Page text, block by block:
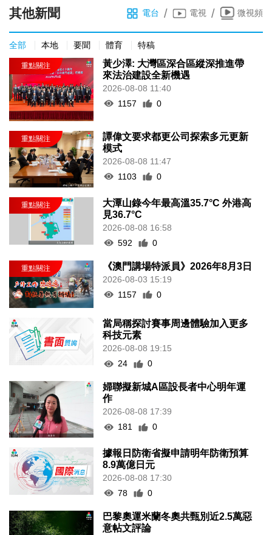
其他新聞 電台 / 電視 / 微視頻
全部 本地 要聞 體育 特稿
黃少澤: 大灣區深合區縱深推進帶
來法治建設全新機遇
2026-08-08 11:40
1157
0
譚偉文要求都更公司探索多元更新
模式
2026-08-08 11:47
1103
0
大潭山錄今年最高溫35.7°C 外港高
見36.7°C
2026-08-08 16:58
592
0
《澳門講場特派員》2026年8月3日
2026-08-03 15:19
1157
0
當局稱探討賽事周邊體驗加入更多
科技元素
2026-08-08 19:15
24
0
婦聯擬新城A區設長者中心明年運
作
2026-08-08 17:39
181
0
據報日防衛省擬申請明年防衛預算
8.9萬億日元
2026-08-08 17:30
78
0
巴黎奧運米蘭冬奧共甄別近2.5萬惡
意帖文評論